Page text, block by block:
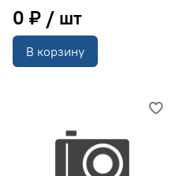
0 ₽
В корзину